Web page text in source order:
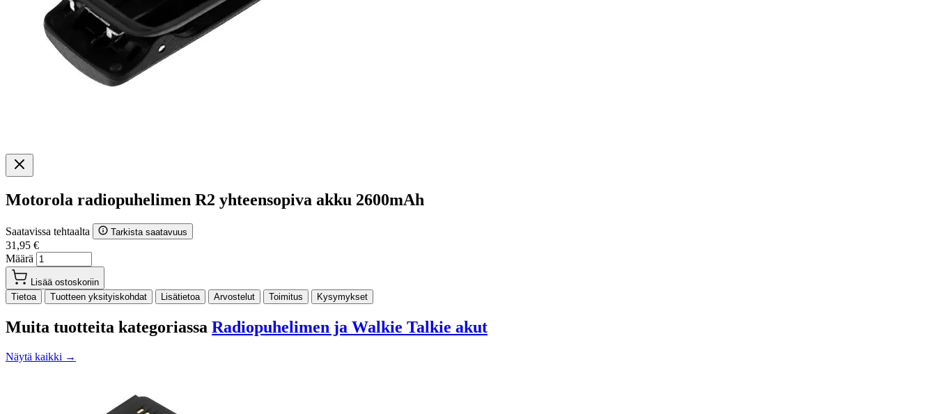
Motorola radiopuhelimen R2 yhteensopiva akku 2600mAh
Saatavissa tehtaalta Tarkista saatavuus
31,95 €
Määrä
Lisää ostoskoriin
Tietoa
Tuotteen yksityiskohdat Lisätietoa Arvostelut Toimitus Kysymykset
Muita tuotteita kategoriassa Radiopuhelimen ja Walkie Talkie akut
Näytä kaikki →